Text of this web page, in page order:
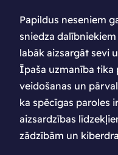
Papildus neseniem
sniedza
labāk aizsargāt sevi
Īpaša uzmanība tika
veidošanas un
ka spēcīgas paroles
aizsardzības
zādzībām un